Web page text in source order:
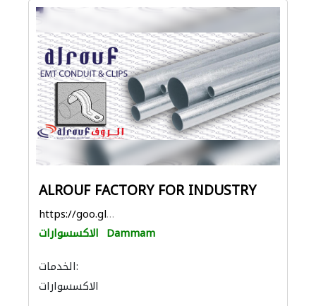
ALROUF FACTORY FOR INDUSTRY
https://goo.gl/maps/5SiCvWMA5NjdiYGe7
الاكسسوارات Dammam
الخدمات:
الاكسسوارات